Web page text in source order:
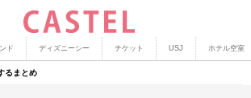
ド ディズニーシー チケット USJ ホテル空室
るまとめ